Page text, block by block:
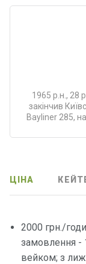
1965 р.н., 28
закінчив
Bayliner 285,
ЦІНА
2000 грн./
замовлення -
вейком; з
нас
Подару
Розваг
Річкові
прогул